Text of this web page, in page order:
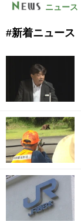
ニュース
#新着ニュース